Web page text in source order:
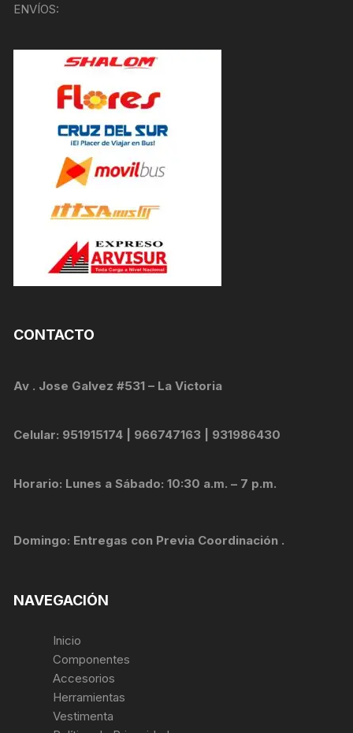
ENVÍOS:
CONTACTO
Av . Jose Galvez #531 – La Victoria
Celular: 951915174 | 966747163 | 931986430
Horario: Lunes a Sábado: 10:30 a.m. – 7 p.m.
Domingo: Entregas con Previa Coordinación .
NAVEGACIÓN
Inicio
Componentes
Accesorios
Herramientas
Vestimenta